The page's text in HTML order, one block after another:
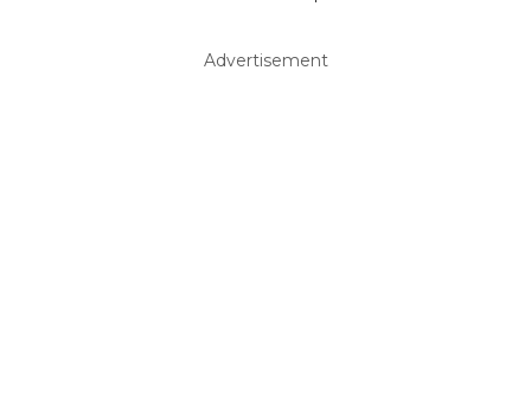
Advertisement